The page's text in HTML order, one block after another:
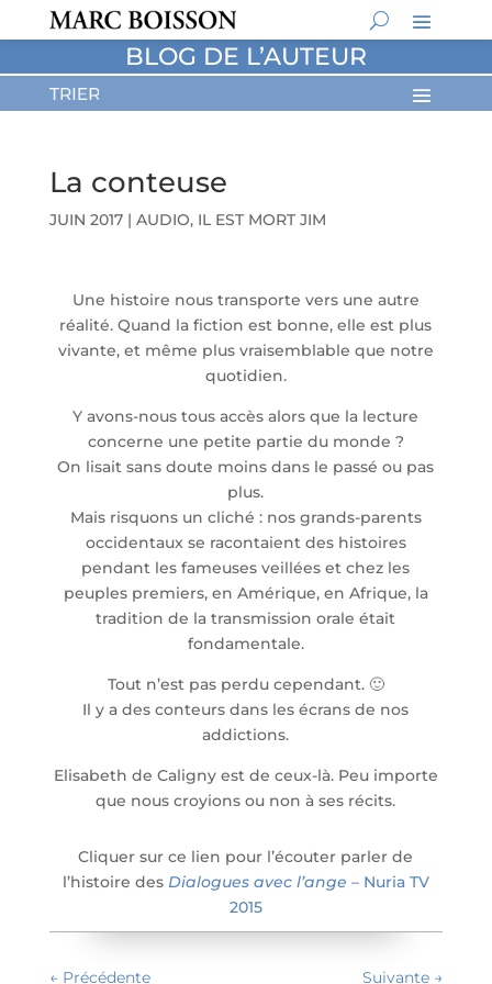
BLOG DE L’AUTEUR
La conteuse
JUIN 2017| AUDIO, IL EST MORT JIM
Une histoire nous transporte vers une autre
réalité. Quand la fiction est bonne, elle est plus
vivante, et même plus vraisemblable que notre
quotidien.
Y avons-nous tous accès alors que la lecture
concerne une petite partie du monde ?
On lisait sans doute moins dans le passé ou pas
plus.
Mais risquons un cliché : nos grands-parents
occidentaux se racontaient des histoires
pendant les fameuses veillées et chez les
peuples premiers, en Amérique, en Afrique, la
tradition de la transmission orale était
fondamentale.
Tout n’est pas perdu cependant. 🙂
Il y a des conteurs dans les écrans de nos
addictions.
Elisabeth de Caligny est de ceux-là. Peu importe
que nous croyions ou non à ses récits.
Cliquer sur ce lien pour l’écouter parler de
l’histoire des Dialogues avec l’ange – Nuria TV
2015
← Précédente Suivante →